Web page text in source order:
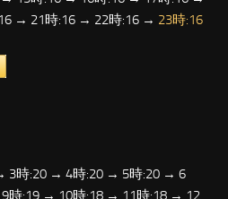
→ 21時:16 → 22時:16 → 23時:16
3時:20 → 4時:20 → 5時:20 → 6
時:19 → 10時:18 → 11時:18 → 12